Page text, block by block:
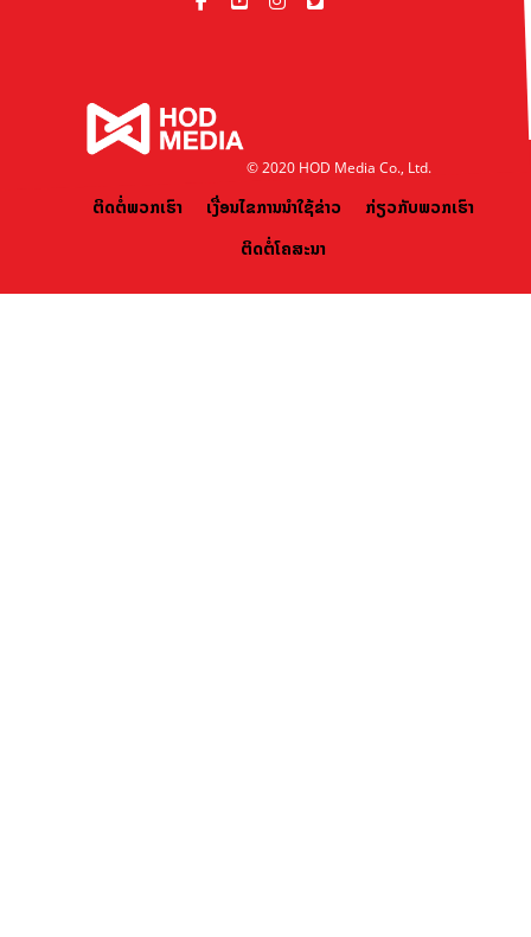
© 2020 HOD Media Co., Ltd.
ຕິດຕໍ່ພວກເຮົາ ເງື່ອນໄຂການນຳໃຊ້ຂ່າວ
ກ່ຽວກັບພວກເຮົາ
ຕິດຕໍ່ໂຄສະນາ